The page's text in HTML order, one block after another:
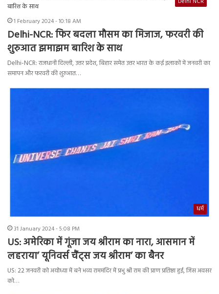
1 February 2024 - 10:18 AM
Delhi-NCR: फिर बदला मौसम का मिजाज, फरवरी की
शुरुआत झमाझम बारिश के साथ
Delhi-NCR: राजधानी दिल्ली, उत्तर प्रदेश, बिहार समेत उत्तर भारत के कई इलाकों में जनवरी का
समापन और फरवरी की शुरुआत…
धर्म
31 January 2024 - 5:08 PM
US: अमेरिका में गूंजा जय श्रीराम का नारा, आसमान में
लहराया’ यूनिवर्स चैंट्स जय श्रीराम’ का बैनर
US: 22 जनवरी को अयोध्या में बने भव्य राममंदिर में प्रभु श्री राम की प्राण प्रतिष्ठा हुई, जिस अवसर
को…